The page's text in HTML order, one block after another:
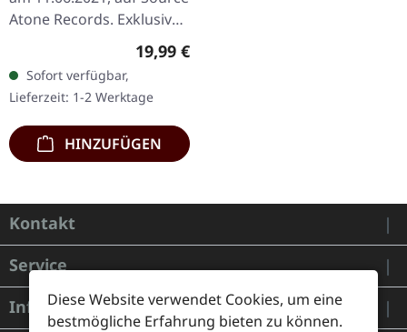
Atone Records. Exklusives
Zusammenarbeit mit
Source Atone Records.
Nur bei…
Regulärer Preis:
19,99 €
Sofort verfügbar,
Lieferzeit: 1-2 Werktage
HINZUFÜGEN
Kontakt
Service
Informationen
Diese Website verwendet Cookies, um eine
bestmögliche Erfahrung bieten zu können.